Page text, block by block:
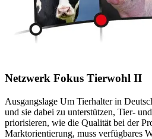
Netzwerk Fokus Tierwohl II
Ausgangslage Um Tierhalter in
und sie dabei zu unterstützen, Tier-
priorisieren, wie die Qualität bei der
Marktorientierung, muss verfügbares